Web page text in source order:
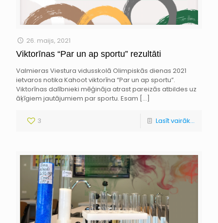
26. maijs, 2021
Viktorīnas “Par un ap sportu” rezultāti
Valmieras Viestura vidusskolā Olimpiskās dienas 2021
ietvaros notika Kahoot viktorīna “Par un ap sportu”.
Viktorīnas dalībnieki mēģināja atrast pareizās atbildes uz
āķīgiem jautājumiem par sportu. Esam […]
3 Lasīt vairāk...